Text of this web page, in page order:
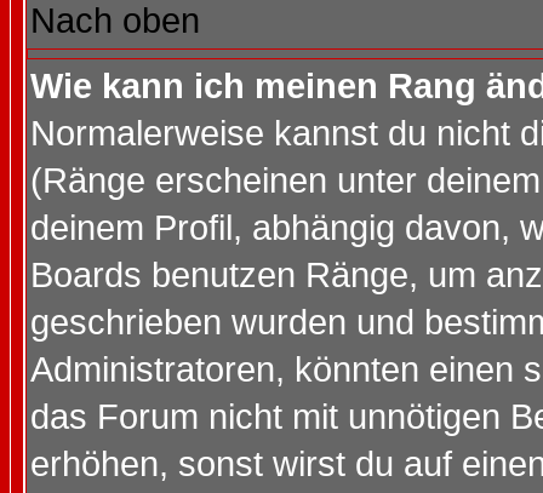
Nach oben
Wie kann ich meinen Rang
Normalerweise kannst du nicht
(Ränge erscheinen unter
deinem Profil, abhängig davon,
Boards benutzen Ränge, um
geschrieben wurden und
Administratoren, könnten einen
das Forum nicht mit unnötigen
erhöhen, sonst wirst du auf